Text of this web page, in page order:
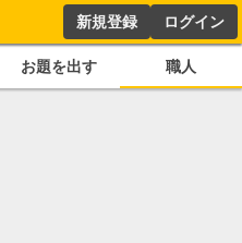
新規登録 ログイン
お題を出す 職人